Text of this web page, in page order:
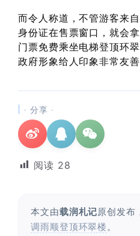
而令人称道，不管游客来
身份证在售票窗口，就会
门票免费乘坐电梯登顶环
政府形象给人印象非常友善
· 分享 ·
阅读 28
本文由载润札记原创发布
调雨顺登顶环翠楼 。